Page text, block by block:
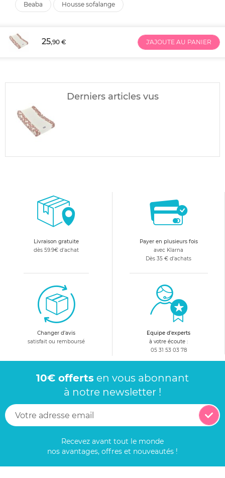
beaba housse sofalange
25,90 € J'AJOUTE AU PANIER
Derniers articles vus
Livraison gratuite
dès 59.9€ d'achat
Payer en plusieurs fois
avec Klarna
Dès 35 € d'achats
Changer d'avis
satisfait ou remboursé
Equipe d'experts
à votre écoute :
05 31 53 03 78
10€ offerts en vous abonnant
à notre newsletter !
Recevez avant tout le monde
nos avantages, offres et nouveautés !